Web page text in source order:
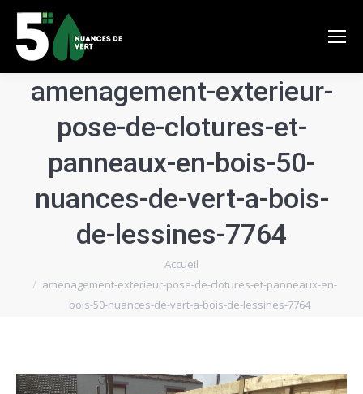
amenagement-exterieur-
pose-de-clotures-et-
panneaux-en-bois-50-
nuances-de-vert-a-bois-
de-lessines-7764
Accueil
amenagement-exterieur-pose-de-clotures-et-panneaux-en-
bois-50-nuances-de-vert-a-bois-de-lessines-7764